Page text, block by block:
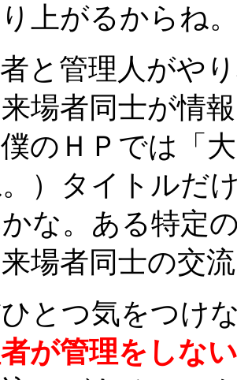
上がるからね
と管理人がや
場者同士が情
のＨＰでは「
）タイトルだ
な。ある特定
場者同士の交
とつ気をつけ
が管理をしな